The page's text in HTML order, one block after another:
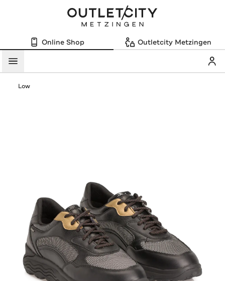
Online Shop Outletcity Metzingen
Menü
Low